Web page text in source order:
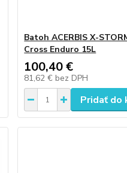
Batoh ACERBIS X-
Cross Enduro 15L
100,40 €
81,62 € bez DPH
Pridať do